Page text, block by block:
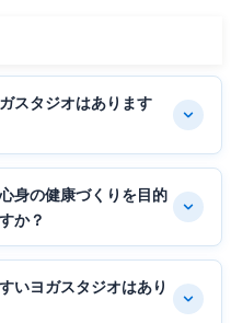
スタジオはあります
身の健康づくりを目的
か？
いヨガスタジオはあり